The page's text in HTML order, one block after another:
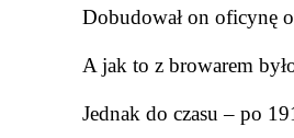
Dobudował on oficynę
A jak to z browarem
Jednak do czasu – po